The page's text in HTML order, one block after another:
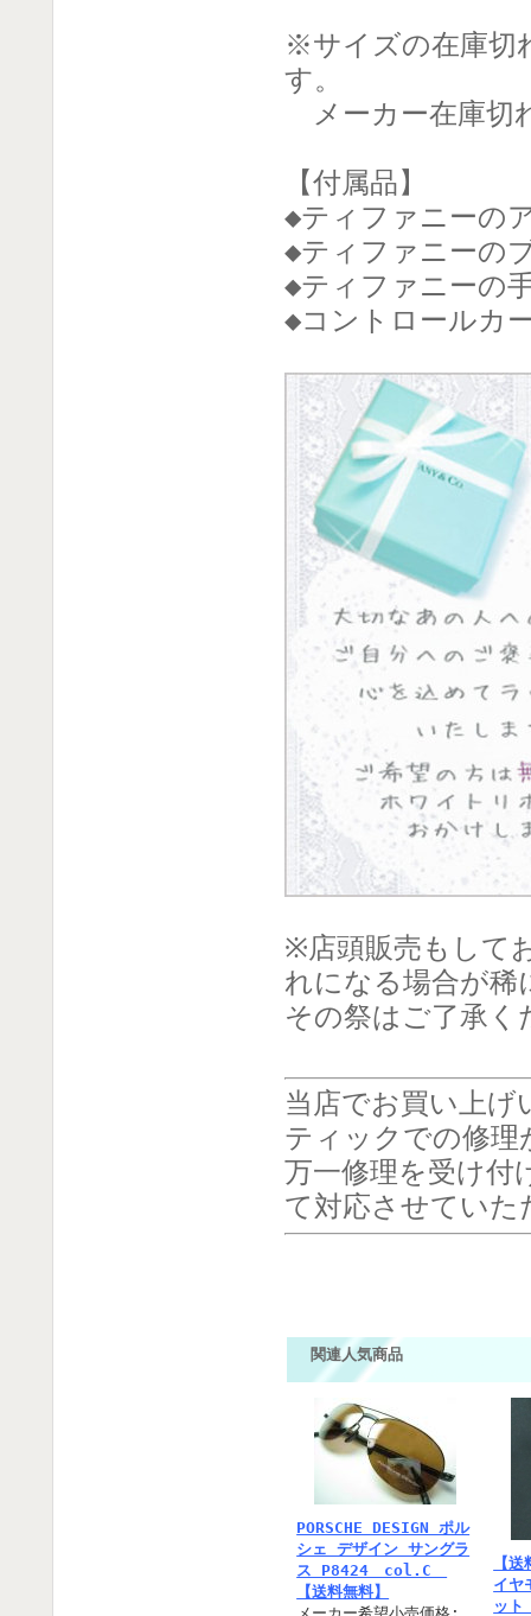
※サイズの在庫
す。
メーカー在庫切
【付属品】
◆ティファニーの
◆ティファニーの
◆ティファニーの
◆コントロールカ
※店頭販売もして
れになる場合が稀
その祭はご了承く
当店でお買い上
ティックでの修
万一修理を受け付
て対応させてい
関連人気商品
PORSCHE DESIGN ポル
シェ デザイン サングラ
ス P8424 col.C
【送料無料】
【
イヤ
ット